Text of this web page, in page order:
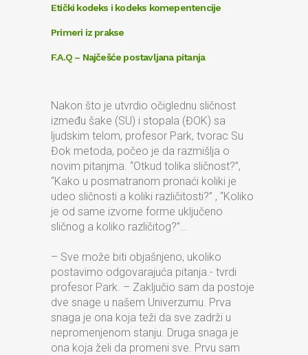
Etički kodeks i kodeks komepentencije
Primeri iz prakse
F.A.Q – Najčešće postavljana pitanja
Nakon što je utvrdio očiglednu sličnost
između šake (SU) i stopala (ĐOK) sa
ljudskim telom, profesor Park, tvorac Su
Đok metoda, počeo je da razmišlja o
novim pitanjma. “Otkud tolika sličnost?”,
“Kako u posmatranom pronaći koliki je
udeo sličnosti a koliki različitosti?” , “Koliko
je od same izvorne forme uključeno
sličnog a koliko različitog?”…
– Sve može biti objašnjeno, ukoliko
postavimo odgovarajuća pitanja.- tvrdi
profesor Park. – Zaključio sam da postoje
dve snage u našem Univerzumu. Prva
snaga je ona koja teži da sve zadrži u
nepromenjenom stanju. Druga snaga je
ona koja želi da promeni sve. Prvu sam